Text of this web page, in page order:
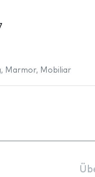
, Marmor, Mobiliar